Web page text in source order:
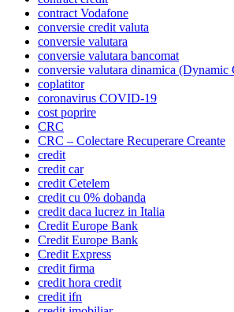
contract Vodafone
conversie credit valuta
conversie valutara
conversie valutara bancomat
conversie valutara dinamica
coplatitor
coronavirus COVID-19
cost poprire
CRC
CRC – Colectare Recuperare Creante
credit
credit car
credit Cetelem
credit cu 0% dobanda
credit daca lucrez in Italia
Credit Europe Bank
Credit Europe Bank
Credit Express
credit firma
credit hora credit
credit ifn